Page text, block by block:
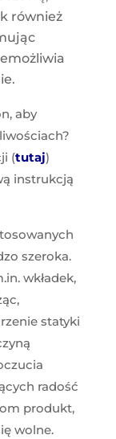
również
aby
(tutaj)
instrukcją
szeroka.
wkładek,
statyki
radość
produkt,
wolne.